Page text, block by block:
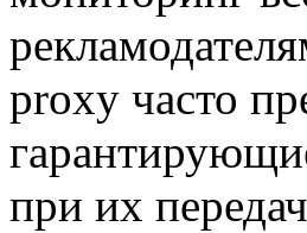
proxy часто
при их